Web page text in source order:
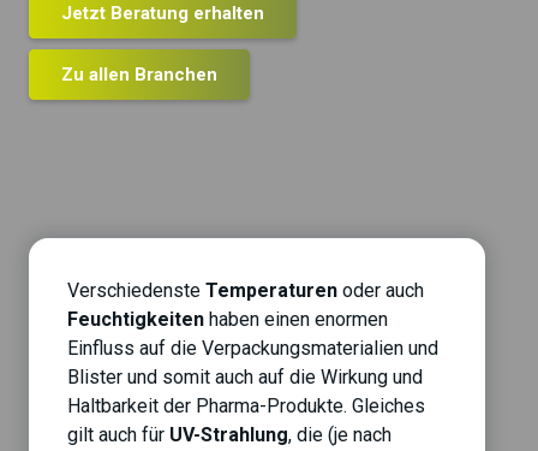
Jetzt Beratung erhalten
Zu allen Branchen
Verschiedenste Temperaturen oder auch
Feuchtigkeiten haben einen enormen
Einfluss auf die Verpackungsmaterialien und
Blister und somit auch auf die Wirkung und
Haltbarkeit der Pharma-Produkte. Gleiches
gilt auch für UV-Strahlung, die (je nach